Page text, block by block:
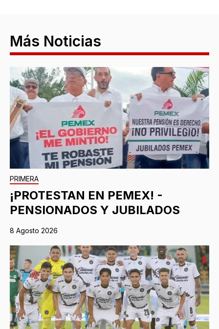
Más Noticias
PRIMERA
¡PROTESTAN EN PEMEX! -
PENSIONADOS Y JUBILADOS
8 Agosto 2026